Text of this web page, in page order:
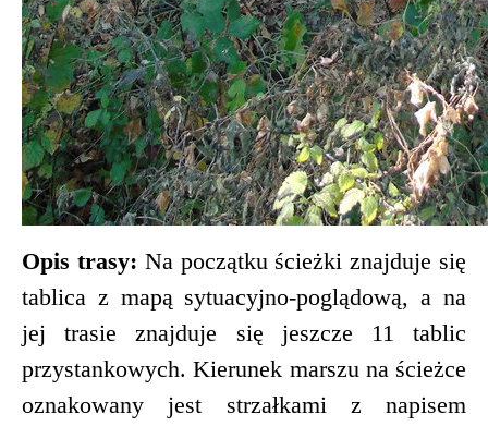
Opis trasy: Na początku ścieżki znajduje się
tablica z mapą sytuacyjno-poglądową, a na
jej trasie znajduje się jeszcze 11 tablic
przystankowych. Kierunek marszu na ścieżce
oznakowany jest strzałkami z napisem